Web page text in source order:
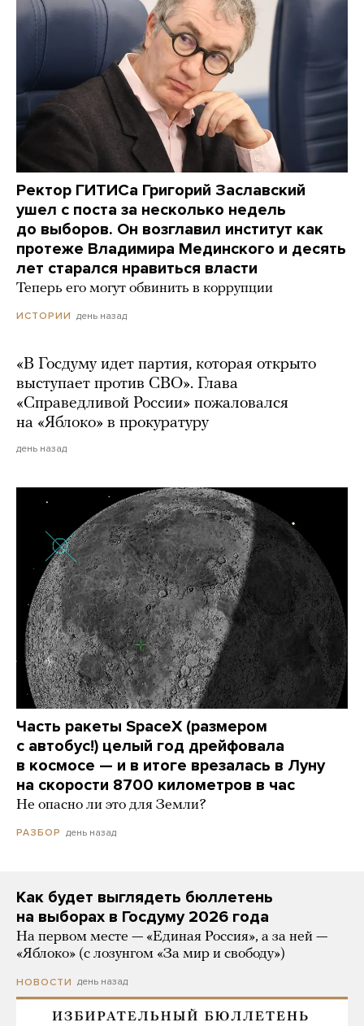
Ректор ГИТИСа Григорий Заславский
ушел с поста за несколько недель
до выборов. Он возглавил институт как
протеже Владимира Мединского и десять
лет старался нравиться власти
Теперь его могут обвинить в коррупции
ИСТОРИИ день назад
«В Госдуму идет партия, которая открыто
выступает против СВО». Глава
«Справедливой России» пожаловался
на «Яблоко» в прокуратуру
день назад
Часть ракеты SpaceX (размером
с автобус!) целый год дрейфовала
в космосе — и в итоге врезалась в Луну
на скорости 8700 километров в час
Не опасно ли это для Земли?
РАЗБОР день назад
Как будет выглядеть бюллетень
на выборах в Госдуму 2026 года
На первом месте — «Единая Россия», а за ней —
«Яблоко» (с лозунгом «За мир и свободу»)
НОВОСТИ день назад